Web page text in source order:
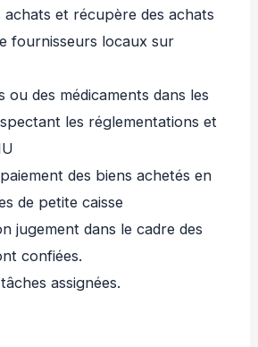
et récupère des achats
fournisseurs locaux sur
ou des médicaments dans les
les réglementations et
des biens achetés en
de petite caisse
jugement dans le cadre des
confiées.
assignées.